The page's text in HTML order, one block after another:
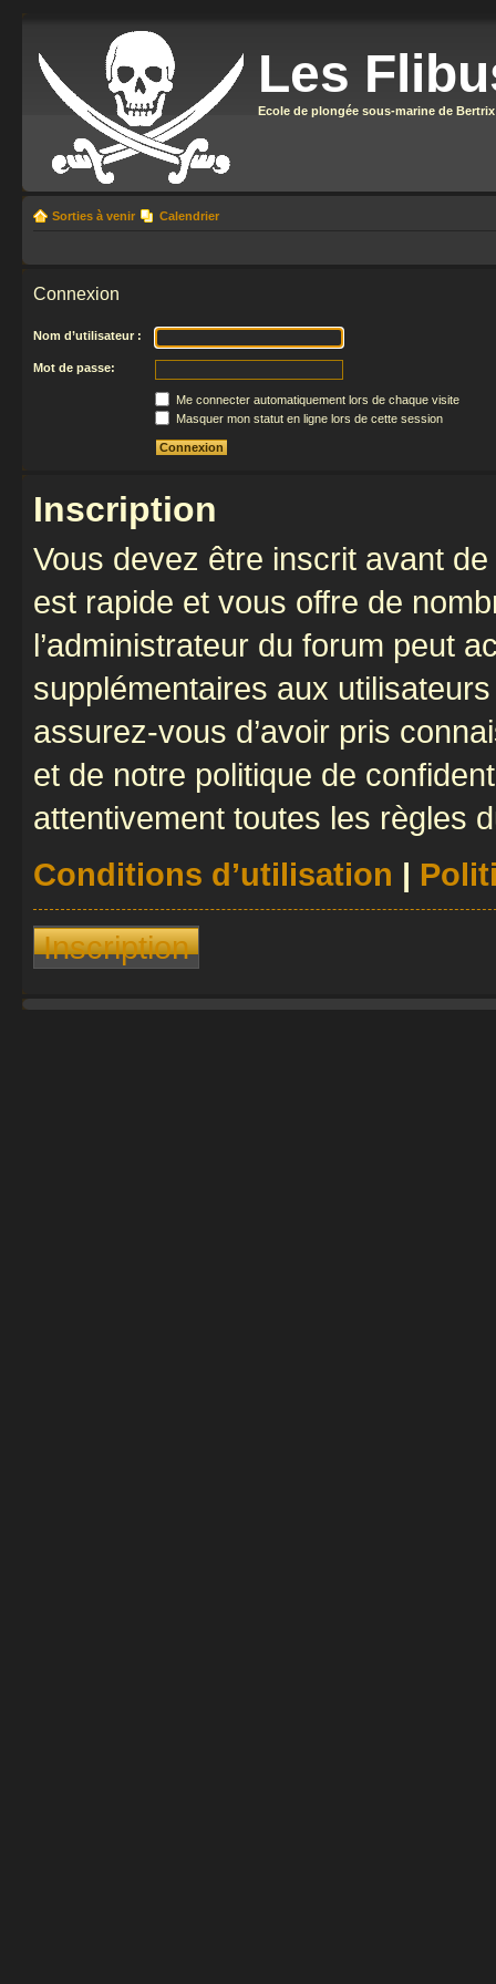
Les
Ecole de plongée sous-marine de Bertrix
Sorties à venir Calendrier
Connexion
Nom d’utilisateur :
Mot de passe:
Me connecter automatiquement lors de chaque visite
Masquer mon statut en ligne lors de cette session
Inscription
Vous devez être inscrit avant
est rapide et vous offre de
l’administrateur du forum peut
supplémentaires aux
assurez-vous d’avoir pris
et de notre politique de
attentivement toutes les règles
Conditions d’utilisation |
Inscription